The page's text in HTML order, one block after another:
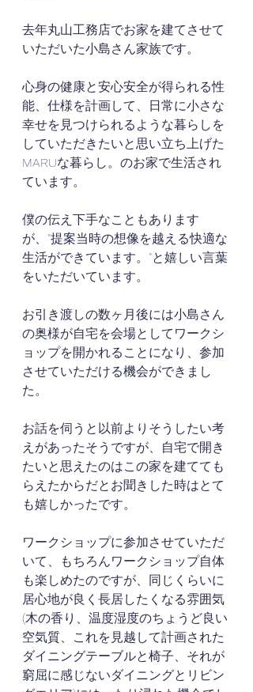
去年丸山工務店でお家を建てさせて
いただいた小島さん家族です。
心身の健康と安心安全が得られる性
能、仕様を計画して、日常に小さな
幸せを見つけられるような暮らしを
していただきたいと思い立ち上げた
MARUな暮らし。のお家で生活され
ています。
僕の伝え下手なこともあります
が、"提案当時の想像を越える快適な
生活ができています。"と嬉しい言葉
をいただいています。
お引き渡しの数ヶ月後には小島さん
の奥様が自宅を会場としてワークシ
ョップを開かれることになり、参加
させていただける機会ができまし
た。
お話を伺うと以前よりそうしたい考
えがあったそうですが、自宅で開き
たいと思えたのはこの家を建てても
らえたからだとお聞きした時はとて
も嬉しかったです。
ワークショップに参加させていただ
いて、もちろんワークショップ自体
も楽しめたのですが、同じくらいに
居心地が良く長居したくなる雰囲気
(木の香り、温度湿度のちょうど良い
空気質、これを見越して計画された
ダイニングテーブルと椅子、それが
窮屈に感じないダイニングとリビン